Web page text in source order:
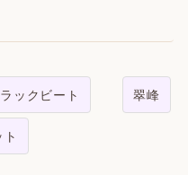
ックビート 翠峰